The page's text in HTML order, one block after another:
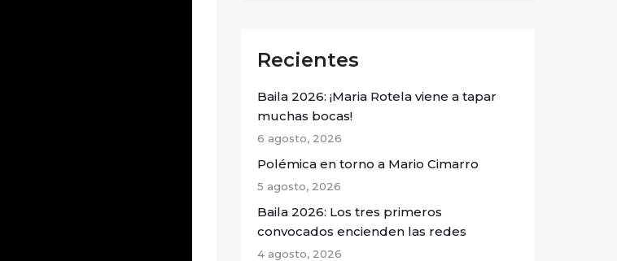
Recientes
Baila 2026: ¡Maria Rotela viene a tapar
muchas bocas!
6 agosto, 2026
Polémica en torno a Mario Cimarro
5 agosto, 2026
Baila 2026: Los tres primeros
convocados encienden las redes
4 agosto, 2026